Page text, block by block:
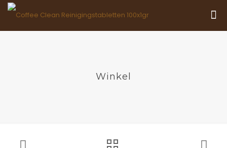
Winkel